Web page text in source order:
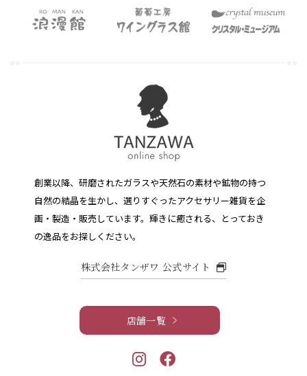
創業以降、研磨されたガラスや天然石の素材や鉱物の持つ
自然の結晶を生かし、選りすぐったアクセサリー雑貨を企
画・製造・販売しています。 輝きに癒される、とっておき
の逸品をお探しください。
株式会社タンザワ 公式サイト
店舗一覧